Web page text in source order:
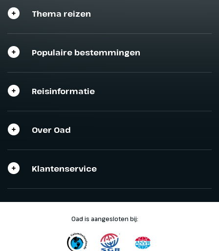
Thema reizen
Populaire bestemmingen
Reisinformatie
Over Oad
Klantenservice
Oad is aangesloten bij: